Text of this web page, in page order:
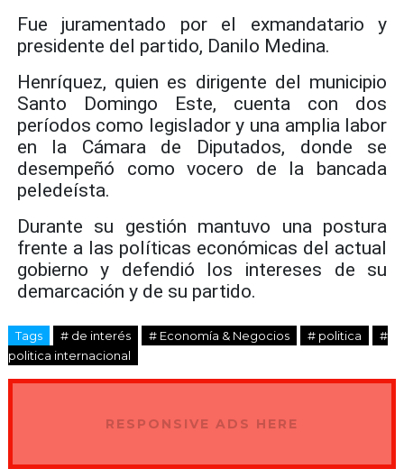
Fue juramentado por el exmandatario y
presidente del partido, Danilo Medina.
Henríquez, quien es dirigente del municipio
Santo Domingo Este, cuenta con dos
períodos como legislador y una amplia labor
en la Cámara de Diputados, donde se
desempeñó como vocero de la bancada
peledeísta.
Durante su gestión mantuvo una postura
frente a las políticas económicas del actual
gobierno y defendió los intereses de su
demarcación y de su partido.
Tags # de interés # Economía & Negocios # politica
#
politica internacional
RESPONSIVE ADS HERE